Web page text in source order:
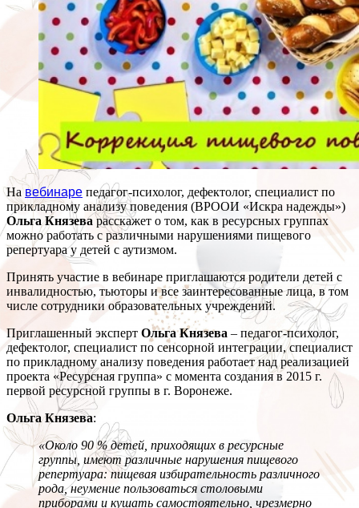
На вебинаре педагог-психолог, дефектолог, специалист по
прикладному анализу поведения (ВРООИ «Искра надежды»)
Ольга Князева расскажет о том, как в ресурсных группах
можно работать с различными нарушениями пищевого
репертуара у детей с аутизмом.
Принять участие в вебинаре приглашаются родители детей с
инвалидностью, тьюторы и все заинтересованные лица, в том
числе сотрудники образовательных учреждений.
Приглашенный эксперт Ольга Князева – педагог-психолог,
дефектолог, специалист по сенсорной интеграции, специалист
по прикладному анализу поведения работает над реализацией
проекта «Ресурсная группа» с момента создания в 2015 г.
первой ресурсной группы в г. Воронеже.
Ольга Князева:
«Около 90 % детей, приходящих в ресурсные
группы, имеют различные нарушения пищевого
репертуара: пищевая избирательность различного
рода, неумение пользоваться столовыми
приборами и кушать самостоятельно, чрезмерно